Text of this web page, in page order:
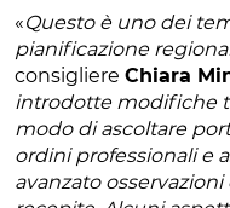
«Questo è uno dei
pianificazione
consigliere Chiara
introdotte modifiche
modo di ascoltare
ordini professionali e
avanzato